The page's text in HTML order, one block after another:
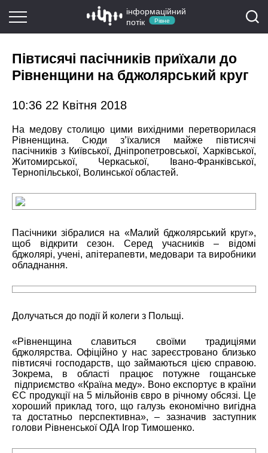
інформаційний
потік
Рівне
Півтисячі пасічників приїхали до
Рівненщини на бджолярський круг
10:36 22 Квітня 2018
На медову столицю цими вихідними перетворилася
Рівненщина. Сюди з’їхалися майже півтисячі
пасічників з Київської, Дніпропетровської, Харківської,
Житомирської, Черкаської, Івано-Франківської,
Тернопільської, Волинської областей.
Пасічники зібралися на «Малий бджолярський круг»,
щоб відкрити сезон. Серед учасників – відомі
бджолярі, учені, апітерапевти, медовари та виробники
обладнання.
Долучаться до події й колеги з Польщі.
«Рівненщина славиться своїми традиціями
бджолярства. Офіційно у нас зареєстровано близько
півтисячі господарств, що займаються цією справою.
Зокрема, в області працює потужне гощанське
підприємство «Країна меду». Воно експортує в країни
ЄС продукції на 5 мільйонів євро в річному обсязі. Це
хороший приклад того, що галузь економічно вигідна
та достатньо перспективна», – зазначив заступник
голови Рівненської ОДА Ігор Тимошенко.